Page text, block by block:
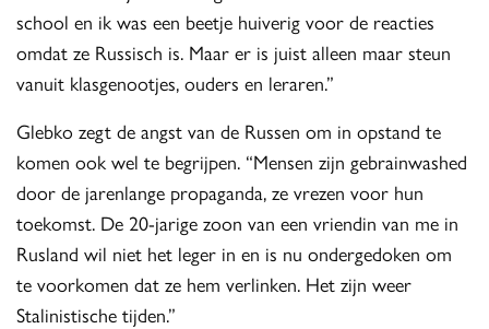
school en ik was een beetje huiverig voor de reacties
omdat ze Russisch is. Maar er is juist alleen maar steun
vanuit klasgenootjes, ouders en leraren.”
Glebko zegt de angst van de Russen om in opstand te
komen ook wel te begrijpen. “Mensen zijn gebrainwashed
door de jarenlange propaganda, ze vrezen voor hun
toekomst. De 20-jarige zoon van een vriendin van me in
Rusland wil niet het leger in en is nu ondergedoken om
te voorkomen dat ze hem verlinken. Het zijn weer
Stalinistische tijden.”